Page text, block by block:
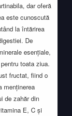
dar oferă
este cunoscută
la întărirea
De
esențiale,
toata ziua.
fructat, fiind o
menținerea
de zahăr din
E, C și